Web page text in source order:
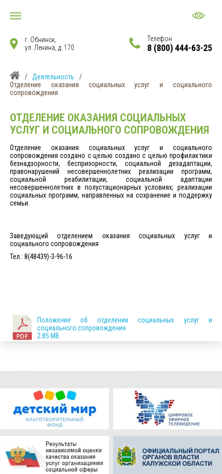
г. Обнинск,
ул. Ленина, д. 170
Телефон
8 (800) 444-63-25
/ Деятельность
/
Отделение оказания социальных услуг и социального
сопровождения
ОТДЕЛЕНИЕ ОКАЗАНИЯ СОЦИАЛЬНЫХ
УСЛУГ И СОЦИАЛЬНОГО СОПРОВОЖДЕНИЯ
Отделение оказания социальных услуг и социального
сопровождения создано с целью создано с целью профилактики
безнадзорности, беспризорности, социальной дезадаптации,
правонарушений несовершеннолетних реализации программ,
социальной реабилитации, социальной адаптации
несовершеннолетних в полустационарных условиях; реализации
социальных программ, направленных на сохранение и поддержку
семьи.
Заведующий отделением оказания социальных услуг и
социального сопровождения
Тел.: 8(48439)-3-96-16
Положение об отделении социальных услуг и
социального сопровождения
2.85 MB